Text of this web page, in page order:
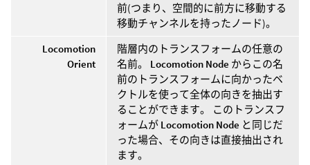
前(つまり、空間的に前方に移動する
移動チャンネルを持ったノード)。
Locomotion
Orient
階層内のトランスフォームの任意の
名前。 Locomotion Node からこの名
前のトランスフォームに向かったベ
クトルを使って全体の向きを抽出す
ることができます。 このトランスフ
ォームが Locomotion Node と同じだ
った場合、その向きは直接抽出され
ます。